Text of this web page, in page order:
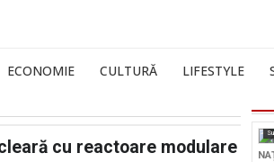
ECONOMIE CULTURĂ LIFESTYLE
cu reactoare modulare